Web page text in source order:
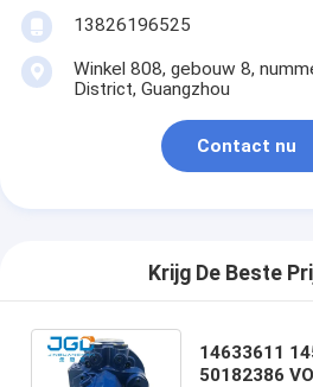
13826196525
Winkel 808, gebouw 8,
District, Guangzhou
Contact nu
Krijg De Beste
14633611
50182386